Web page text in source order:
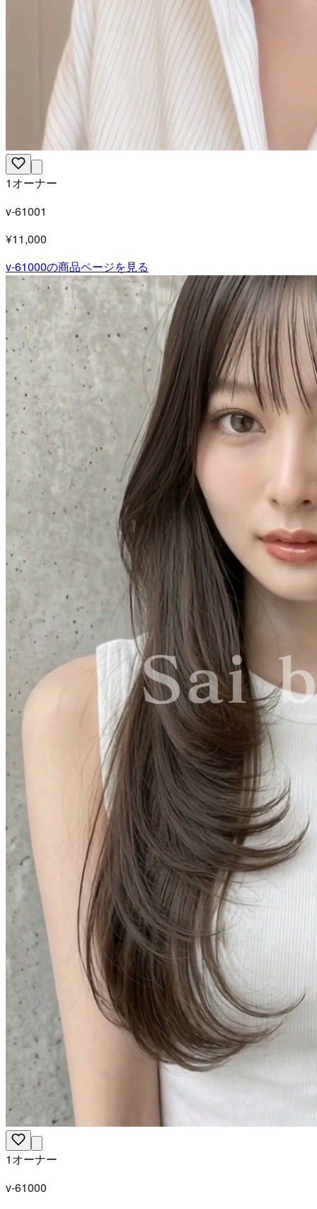
1オーナー
v-61001
¥11,000
v-61000の商品ページを見る
1オーナー
v-61000